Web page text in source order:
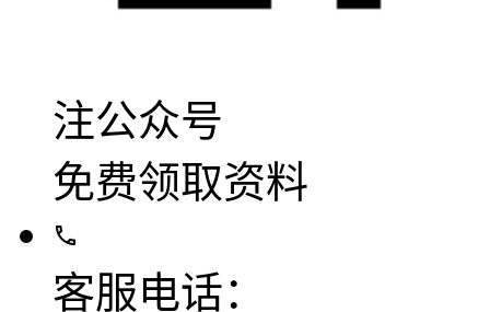
注公众号
免费领取资料
客服电话：